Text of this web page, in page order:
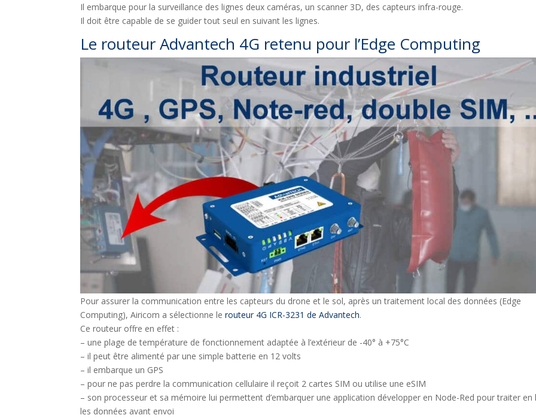
Il embarque pour la surveillance des lignes deux caméras, un scanner 3D, des capteurs infra-rouge.
Il doit être capable de se guider tout seul en suivant les lignes.
Le routeur Advantech 4G retenu pour l’Edge Computing
Pour assurer la communication entre les capteurs du drone et le sol, après un traitement local des données (Edge
Computing), Airicom a sélectionne lerouteur 4G ICR-3231 de Advantech.
Ce routeur offre en effet :
– une plage de température de fonctionnement adaptée à l’extérieur de -40° à +75°C
– il peut être alimenté par une simple batterie en 12 volts
– il embarque un GPS
– pour ne pas perdre la communication cellulaire il reçoit 2 cartes SIM ou utilise une eSIM
– son processeur et sa mémoire lui permettent d’embarquer une application développer en Node-Red pour traiter en
les données avant envoi